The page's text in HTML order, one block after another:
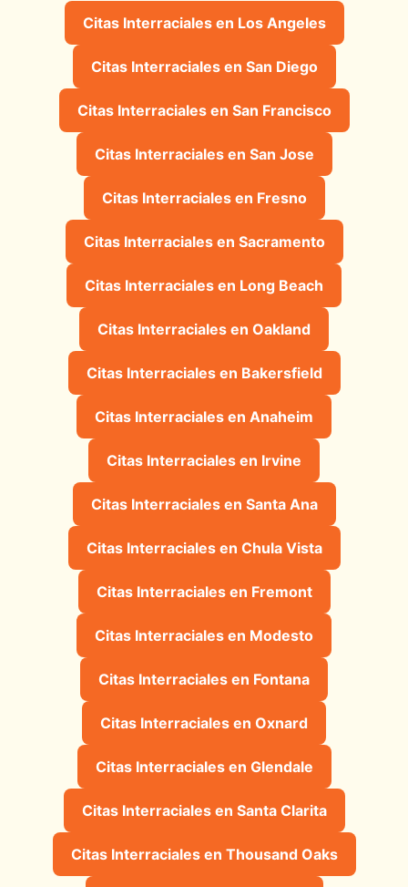
Citas Interraciales en Los Angeles
Citas Interraciales en San Diego
Citas Interraciales en San Francisco
Citas Interraciales en San Jose
Citas Interraciales en Fresno
Citas Interraciales en Sacramento
Citas Interraciales en Long Beach
Citas Interraciales en Oakland
Citas Interraciales en Bakersfield
Citas Interraciales en Anaheim
Citas Interraciales en Irvine
Citas Interraciales en Santa Ana
Citas Interraciales en Chula Vista
Citas Interraciales en Fremont
Citas Interraciales en Modesto
Citas Interraciales en Fontana
Citas Interraciales en Oxnard
Citas Interraciales en Glendale
Citas Interraciales en Santa Clarita
Citas Interraciales en Thousand Oaks